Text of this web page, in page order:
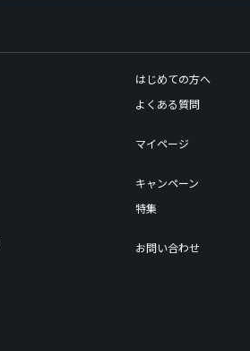
はじめての方へ
よくある質問
マイページ
キャンペーン
特集
お問い合わせ